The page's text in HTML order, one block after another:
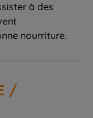
à des
nourriture.
/